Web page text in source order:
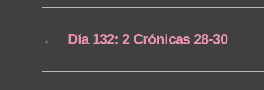
r
← Día 132: 2 Crónicas 28-30